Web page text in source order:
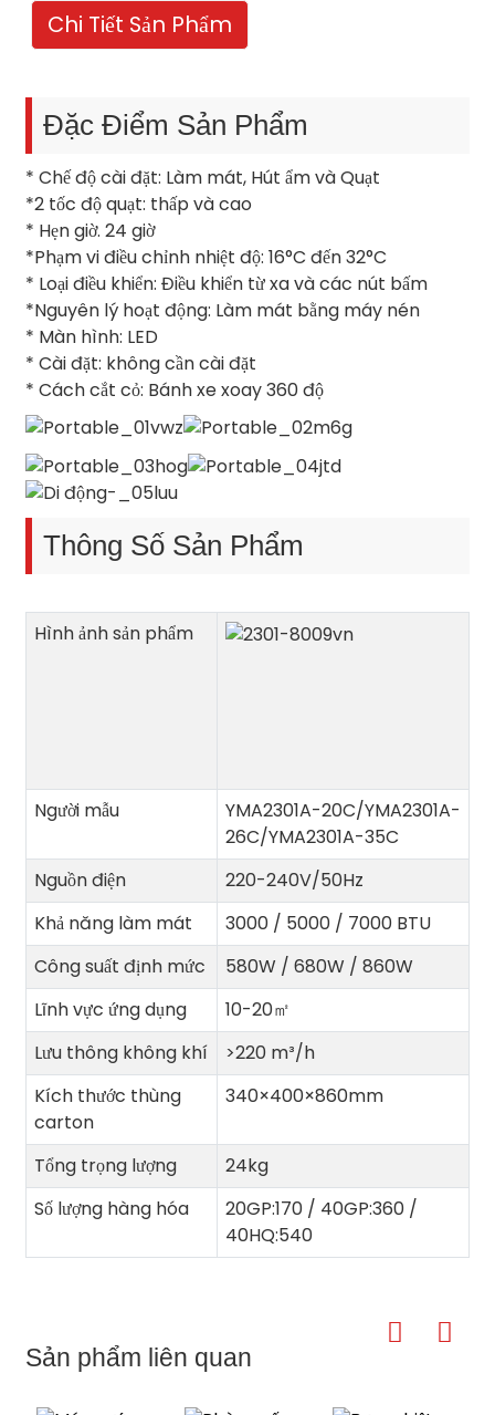
Chi Tiết Sản Phẩm
Đặc Điểm Sản Phẩm
* Chế độ cài đặt: Làm mát, Hút ẩm và Quạt
*2 tốc độ quạt: thấp và cao
* Hẹn giờ. 24 giờ
*Phạm vi điều chỉnh nhiệt độ: 16°C đến 32°C
* Loại điều khiển: Điều khiển từ xa và các nút bấm
*Nguyên lý hoạt động: Làm mát bằng máy nén
* Màn hình: LED
* Cài đặt: không cần cài đặt
* Cách cắt cỏ: Bánh xe xoay 360 độ
Thông Số Sản Phẩm
Hình ảnh sản phẩm
Người mẫu
YMA2301A-20C/YMA2301A-
26C/YMA2301A-35C
Nguồn điện
220-240V/50Hz
Khả năng làm mát
3000 / 5000 / 7000 BTU
Công suất định mức
580W / 680W / 860W
Lĩnh vực ứng dụng
10-20㎡
Lưu thông không khí
>220 m³/h
Kích thước thùng
carton
340×400×860mm
Tổng trọng lượng
24kg
Số lượng hàng hóa
20GP:170 / 40GP:360 /
40HQ:540
Sản phẩm liên quan